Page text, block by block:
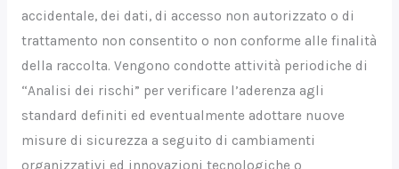
accidentale, dei dati, di accesso non autorizzato o di
trattamento non consentito o non conforme alle finalità
della raccolta. Vengono condotte attività periodiche di
“Analisi dei rischi” per verificare l’aderenza agli
standard definiti ed eventualmente adottare nuove
misure di sicurezza a seguito di cambiamenti
organizzativi ed innovazioni tecnologiche o